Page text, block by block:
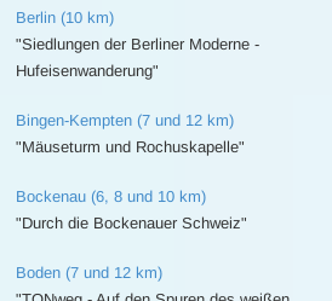
Berlin (10 km)
"Siedlungen der Berliner Moderne -
Hufeisenwanderung"
Bingen-Kempten (7 und 12 km)
"Mäuseturm und Rochuskapelle"
Bockenau (6, 8 und 10 km)
"Durch die Bockenauer Schweiz"
Boden (7 und 12 km)